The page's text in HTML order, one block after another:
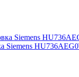
Siemens